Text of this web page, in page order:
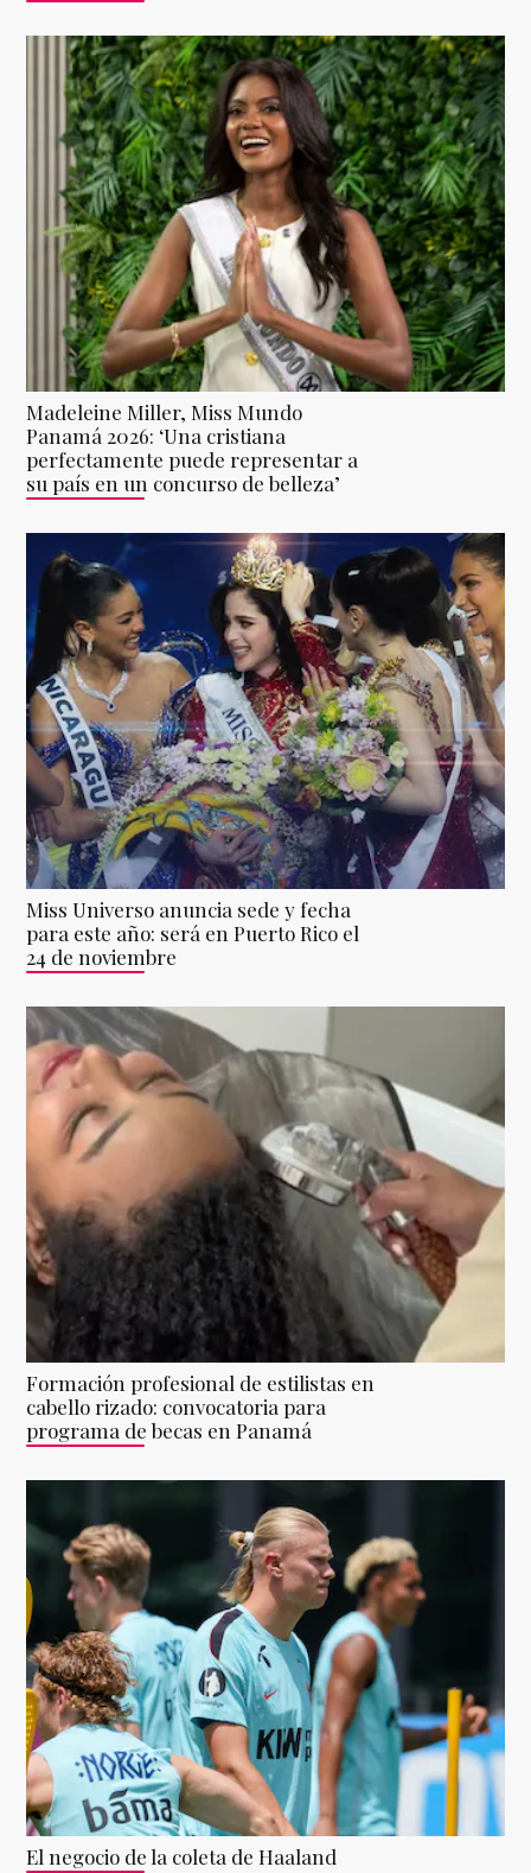
Madeleine Miller, Miss Mundo
Panamá 2026: ‘Una cristiana
perfectamente puede representar a
su país en un concurso de belleza’
Miss Universo anuncia sede y fecha
para este año: será en Puerto Rico el
24 de noviembre
Formación profesional de estilistas en
cabello rizado: convocatoria para
programa de becas en Panamá
El negocio de la coleta de Haaland